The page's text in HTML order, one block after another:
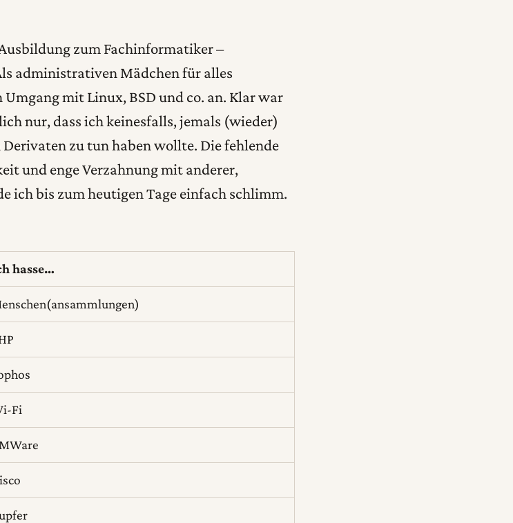
zum Fachinformatiker –
administrativen Mädchen für alles
mit Linux, BSD und co. an. Klar war
nur, dass ich keinesfalls, jemals (wieder)
zu tun haben wollte. Die fehlende
und enge Verzahnung mit anderer,
ich bis zum heutigen Tage einfach schlimm.
hasse…
Fi